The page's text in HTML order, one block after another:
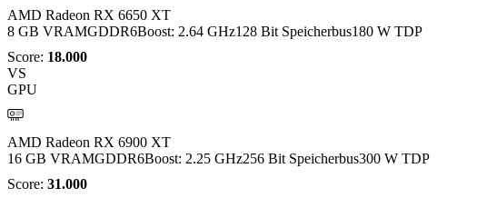
AMD Radeon RX 6650 XT
8 GB VRAMGDDR6Boost: 2.64 GHz128 Bit Speicherbus180 W TDP
Score: 18.000
VS
GPU
AMD Radeon RX 6900 XT
16 GB VRAMGDDR6Boost: 2.25 GHz256 Bit Speicherbus300 W TDP
Score: 31.000